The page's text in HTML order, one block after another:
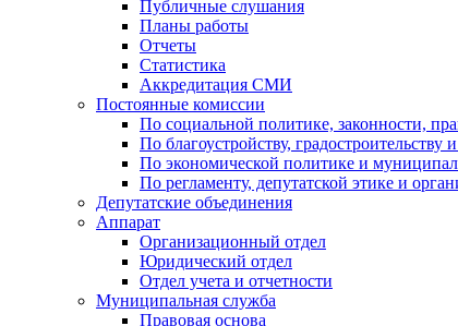
Публичные слушания
Планы работы
Отчеты
Статистика
Аккредитация СМИ
Постоянные комиссии
По социальной политике, законности,
По благоустройству, градостроительству
По экономической политике и
По регламенту, депутатской этике и
Депутатские объединения
Аппарат
Организационный отдел
Юридический отдел
Отдел учета и отчетности
Муниципальная служба
Правовая основа